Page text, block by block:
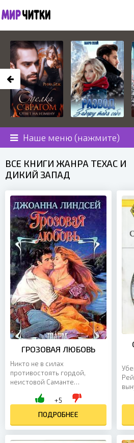
Наше меню (нажмите)
ВСЕ КНИГИ ЖАНРА ТЕХАС И
ДИКИЙ ЗАПАД
ГРОЗОВАЯ ЛЮБОВЬ
Никто не в силах
противостоять гордой,
неистовой Саманте
бесстрашного бандита Хэнка
Саманта убить...
+5
ПОДРОБНЕЕ